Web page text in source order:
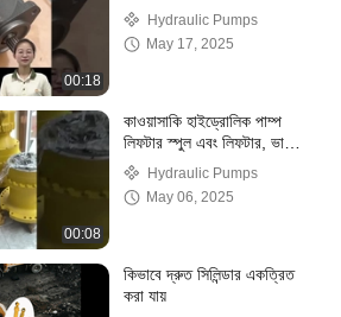
00:18
6369 ব্যাকহো লোডার E428D
420D 430D এর জন্য
Hydraulic Pumps
May 17, 2025
00:08
কাওয়াসাকি হাইড্রোলিক পাম্প
লিফটার স্পুল এবং লিফটার, ভালভ
স্প্রিং, এক্সক্যাভারের পাম্পের
খুচরা যন্ত্রাংশ
Hydraulic Pumps
May 06, 2025
কিভাবে দ্রুত সিলিন্ডার একত্রিত
করা যায়